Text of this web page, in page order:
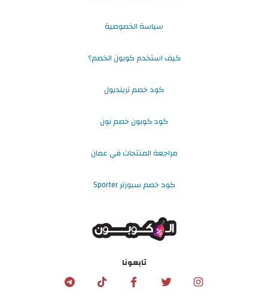
سياسة الخصوصية
كيف استخدم كوبون الخصم؟
كود خصم ترينديول
كود كوبون خصم نون
مراجعة المنتجات في عمان
كود خصم سبورتر Sporter
تابعونا